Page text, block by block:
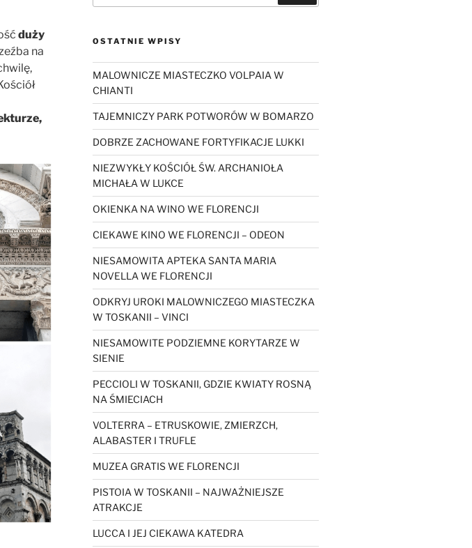
duży
na
OSTATNIE WPISY
MALOWNICZE MIASTECZKO VOLPAIA W
CHIANTI
TAJEMNICZY PARK POTWORÓW W BOMARZO
DOBRZE ZACHOWANE FORTYFIKACJE LUKKI
NIEZWYKŁY KOŚCIÓŁ ŚW. ARCHANIOŁA
MICHAŁA W LUKCE
OKIENKA NA WINO WE FLORENCJI
CIEKAWE KINO WE FLORENCJI – ODEON
NIESAMOWITA APTEKA SANTA MARIA
NOVELLA WE FLORENCJI
ODKRYJ UROKI MALOWNICZEGO MIASTECZKA
W TOSKANII – VINCI
NIESAMOWITE PODZIEMNE KORYTARZE W
SIENIE
PECCIOLI W TOSKANII, GDZIE KWIATY ROSNĄ
NA ŚMIECIACH
VOLTERRA – ETRUSKOWIE, ZMIERZCH,
ALABASTER I TRUFLE
MUZEA GRATIS WE FLORENCJI
PISTOIA W TOSKANII – NAJWAŻNIEJSZE
ATRAKCJE
LUCCA I JEJ CIEKAWA KATEDRA